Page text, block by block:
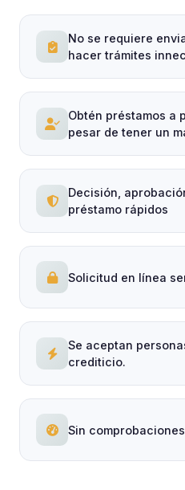
No se requiere
hacer trámites
Obtén préstamos a
pesar de tener un
Decisión,
préstamo rápidos
Solicitud en línea
Se aceptan
crediticio.
Sin